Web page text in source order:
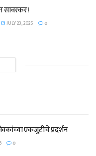
सावरकर!
JULY 23, 2025 0
एकजुटीचे प्रदर्शन
0